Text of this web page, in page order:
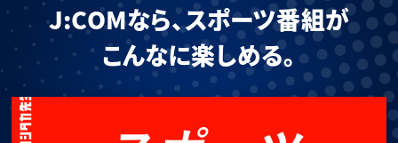
J:COMなら、スポーツ番組が
こんなに楽しめる。